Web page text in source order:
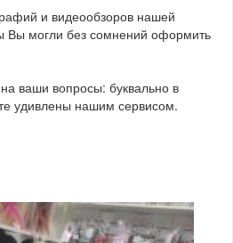
и видеообзоров нашей
Вы могли без сомнений оформить
ваши вопросы: буквально в
удивлены нашим сервисом.